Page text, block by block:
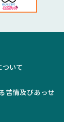
ついて
苦情及びあっせ